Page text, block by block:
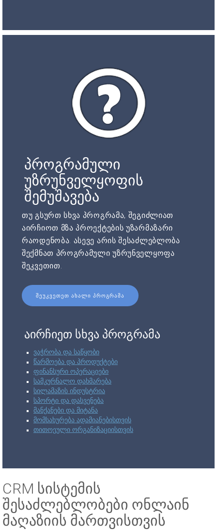
პროგრამული
უზრუნველყოფის
შემუშავება
თუ გსურთ სხვა პროგრამა, შეგიძლიათ
აირჩიოთ მზა პროექტების უზარმაზარი
რაოდენობა. ასევე არის შესაძლებლობა
შექმნათ პროგრამული უზრუნველყოფა
შეკვეთით.
ᲨᲔᲣᲙᲕᲔᲗᲔᲗ ᲐᲮᲐᲚᲘ ᲞᲠᲝᲒᲠᲐᲛᲐ
აირჩიეთ სხვა პროგრამა
ვაჭრობა და საწყობი
წარმოება და პროდუქტები
ფინანსური ოპერაციები
სამკურნალო დახმარება
სილამაზის ინდუსტრია
სპორტი და დასვენება
მანქანები და მიტანა
მომსახურება ადამიანებისთვის
თითოეული ორგანიზაციისთვის
CRM სისტემის
შესაძლებლობები ონლაინ
მაღაზიის მართვისთვის